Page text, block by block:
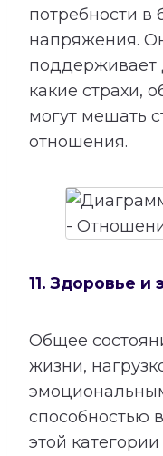
потребности в
напряжения.
поддерживает
какие страхи,
могут мешать
отношения.
11. Здоровье и
Общее
жизни,
способностью
этой